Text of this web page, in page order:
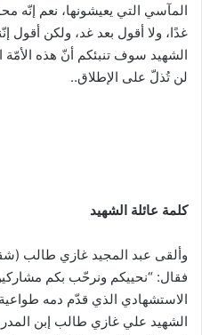
المآسي التي يعيشونها، نعم إنّه
غدًا، ولا أقول بعد غد، ولكن أقول
الشهيد سوف تنبئكم أنّ هذه الأمّة
لن تُذلّ على الإطلاق..
كلمة عائلة الشهيد
وألقى عبد المجيد غازي طالب
فقال: “نحييكم ونرحّب بكم
الاستشهادي الذي قدّم دمه
الشهيد علي غازي طالب إبن